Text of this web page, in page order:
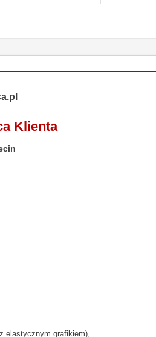
Klienta
elastycznym grafikiem),